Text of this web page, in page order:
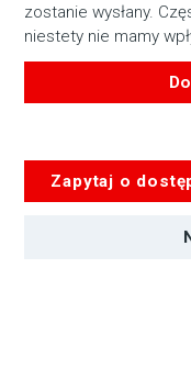
zostanie wysłany.
niestety nie mamy
kablowy
Zapytaj o